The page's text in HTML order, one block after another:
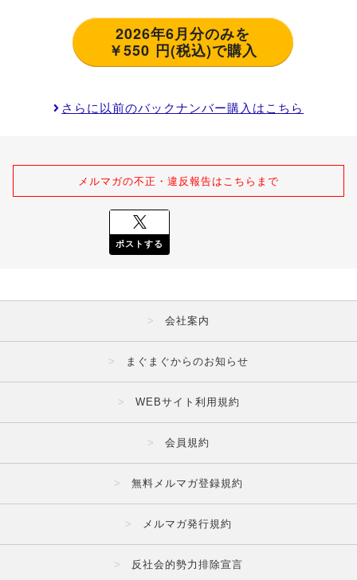
2026年6月分のみを
￥550 円(税込)で購入
さらに以前のバックナンバー購入はこちら
メルマガの不正・違反報告はこちらまで
ポストする
会社案内
まぐまぐからのお知らせ
WEBサイト利用規約
会員規約
無料メルマガ登録規約
メルマガ発行規約
反社会的勢力排除宣言